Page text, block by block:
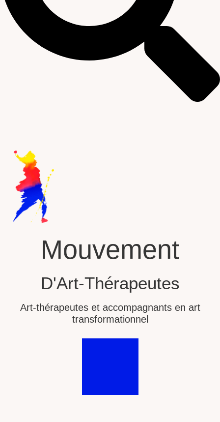
Mouvement
D'Art-Thérapeutes
Art-thérapeutes et accompagnants en art
transformationnel